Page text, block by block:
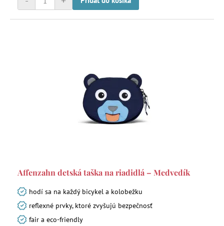
Affenzahn detská taška na riadidlá – Medvedík
hodí sa na každý bicykel a kolobežku
reflexné prvky, ktoré zvyšujú bezpečnosť
fair a eco-friendly